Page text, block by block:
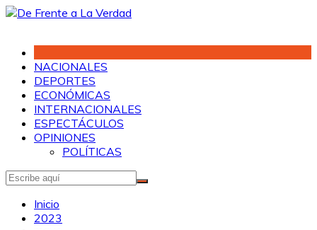
Saltar
NACIONALES
DEPORTES
ECONÓMICAS
INTERNACIONALES
ESPECTÁCULOS
OPINIONES
POLÍTICAS
Inicio
2023